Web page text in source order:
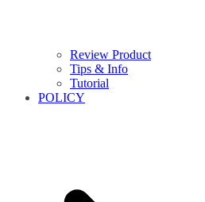
Review Product
Tips & Info
Tutorial
POLICY